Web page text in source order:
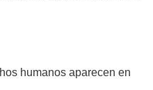
humanos aparecen en